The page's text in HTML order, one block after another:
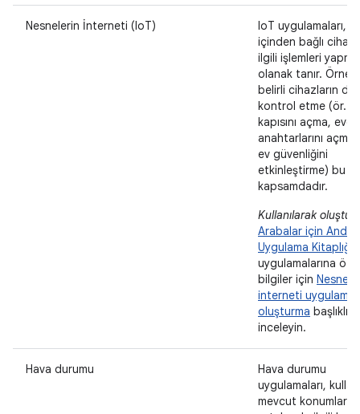
Nesnelerin İnterneti (IoT)
IoT uygulamaları,
içinden bağlı
ilgili işlemleri
olanak tanır.
belirli cihazların
kontrol etme (ör.
kapısını açma,
anahtarlarını açma
ev güvenliğini
etkinleştirme) bu
kapsamdadır.
Kullanılarak
Arabalar için
Uygulama Kitaplığı
uygulamalarına
bilgiler için
interneti
oluşturma başlıklı
inceleyin.
Hava durumu
Hava durumu
uygulamaları,
mevcut